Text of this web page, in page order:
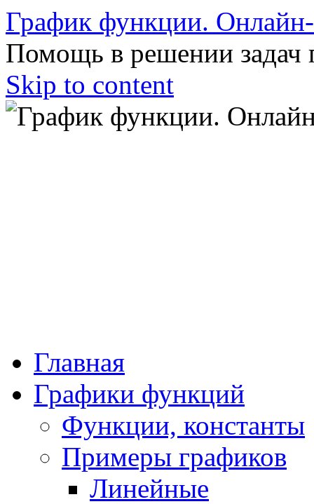
График функции.
Помощь в решении задач
Skip to content
Главная
Графики функций
Функции, константы
Примеры графиков
Линейные